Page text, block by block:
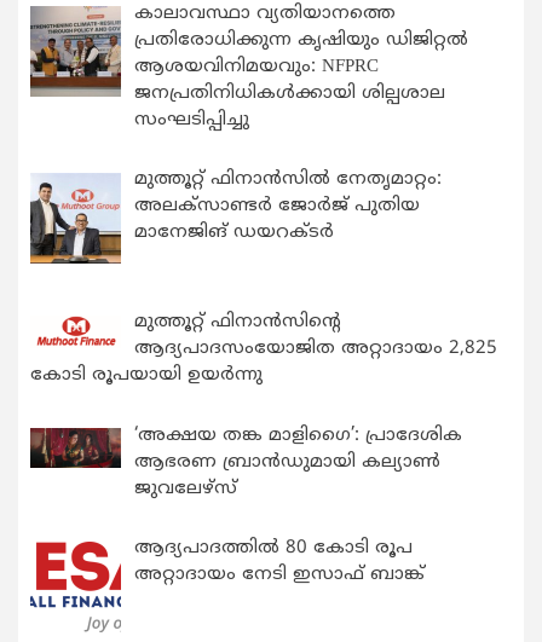
കാലാവസ്ഥാ വ്യതിയാനത്തെ
പ്രതിരോധിക്കുന്ന കൃഷിയും ഡിജിറ്റൽ
ആശയവിനിമയവും: NFPRC
ജനപ്രതിനിധികൾക്കായി ശില്പശാല
സംഘടിപ്പിച്ചു
മുത്തൂറ്റ് ഫിനാൻസിൽ നേതൃമാറ്റം:
അലക്സാണ്ടർ ജോർജ് പുതിയ
മാനേജിങ് ഡയറക്ടർ
മുത്തൂറ്റ് ഫിനാൻസിന്റെ
ആദ്യപാദസംയോജിത അറ്റാദായം 2,825
കോടി രൂപയായി ഉയർന്നു
‘അക്ഷയ തങ്ക മാളിഗൈ’: പ്രാദേശിക
ആഭരണ ബ്രാന്‍ഡുമായി കല്യാണ്‍
ജുവലേഴ്‌സ്
ആദ്യപാദത്തിൽ 80 കോടി രൂപ
അറ്റാദായം നേടി ഇസാഫ് ബാങ്ക്